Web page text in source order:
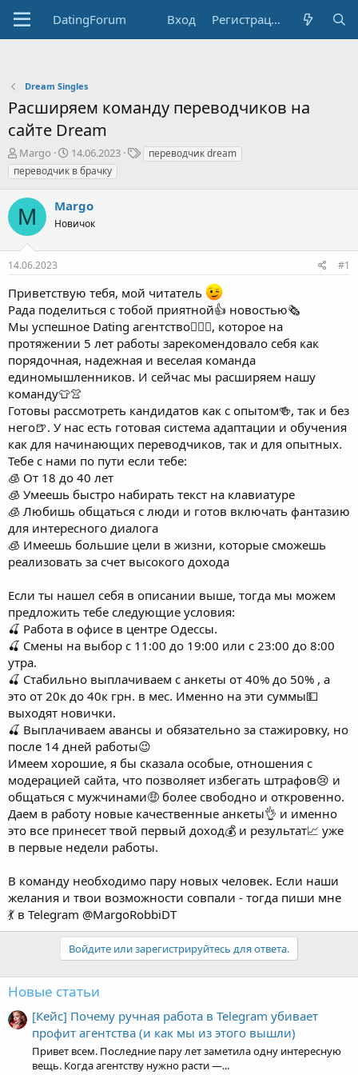
DatingForum Вход Регистрация
Dream Singles
Расширяем команду переводчиков на
сайте Dream
А
в
т
о
р
т
е
м
ы
Margo
Д
а
т
н
а
а
14.06.2023
Тпереводчик dream
переводчик в брачку
M Margo
Новичок
14.06.2023 #1
Приветствую тебя, мой читатель
Рада поделиться с тобой приятной👍 новостью🗞️
Мы успешное Dating агентство👩‍❤️‍👨, которое на
протяжении 5 лет работы зарекомендовало себя как
порядочная, надежная и веселая команда
единомышленников. И сейчас мы расширяем нашу
команду👕👚
Готовы рассмотреть кандидатов как с опытом🍻, так и без
него🍺. У нас есть готовая система адаптации и обучения
как для начинающих переводчиков, так и для опытных.
Тебе с нами по пути если тебе:
🧊 От 18 до 40 лет
🧊 Умеешь быстро набирать текст на клавиатуре
🧊 Любишь общаться с люди и готов включать фантазию
для интересного диалога
🧊 Имеешь большие цели в жизни, которые сможешь
реализовать за счет высокого дохода
Если ты нашел себя в описании выше, тогда мы можем
предложить тебе следующие условия:
🍒 Работа в офисе в центре Одессы.
🍒 Смены на выбор с 11:00 до 19:00 или с 23:00 до 8:00
утра.
🍒 Стабильно выплачиваем с анкеты от 40% до 50% , а
это от 20к до 40к грн. в мес. Именно на эти суммы💵
выходят новички.
🍒 Выплачиваем авансы и обязательно за стажировку, но
после 14 дней работы😉
Имеем хорошие, я бы сказала особые, отношения с
модерацией сайта, что позволяет избегать штрафов😢 и
общаться с мужчинами🤑 более свободно и откровенно.
Даем в работу новые качественные анкеты👌 и именно
это все принесет твой первый доход💰 и результат📈 уже
в первые недели работы.
В команду необходимо пару новых человек. Если наши
желания и твои возможности совпали - тогда пиши мне
💃 в Telegram @MargoRobbiDT
Войдите или зарегистрируйтесь для ответа.
Новые статьи
[Кейс] Почему ручная работа в Telegram убивает
профит агентства (и как мы из этого вышли)
Привет всем. Последние пару лет заметила одну интересную
вещь. Когда агентству нужно расти —...